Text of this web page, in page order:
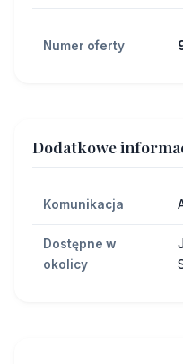
Numer oferty
Dodatkowe
Komunikacja
Dostępne w
okolicy